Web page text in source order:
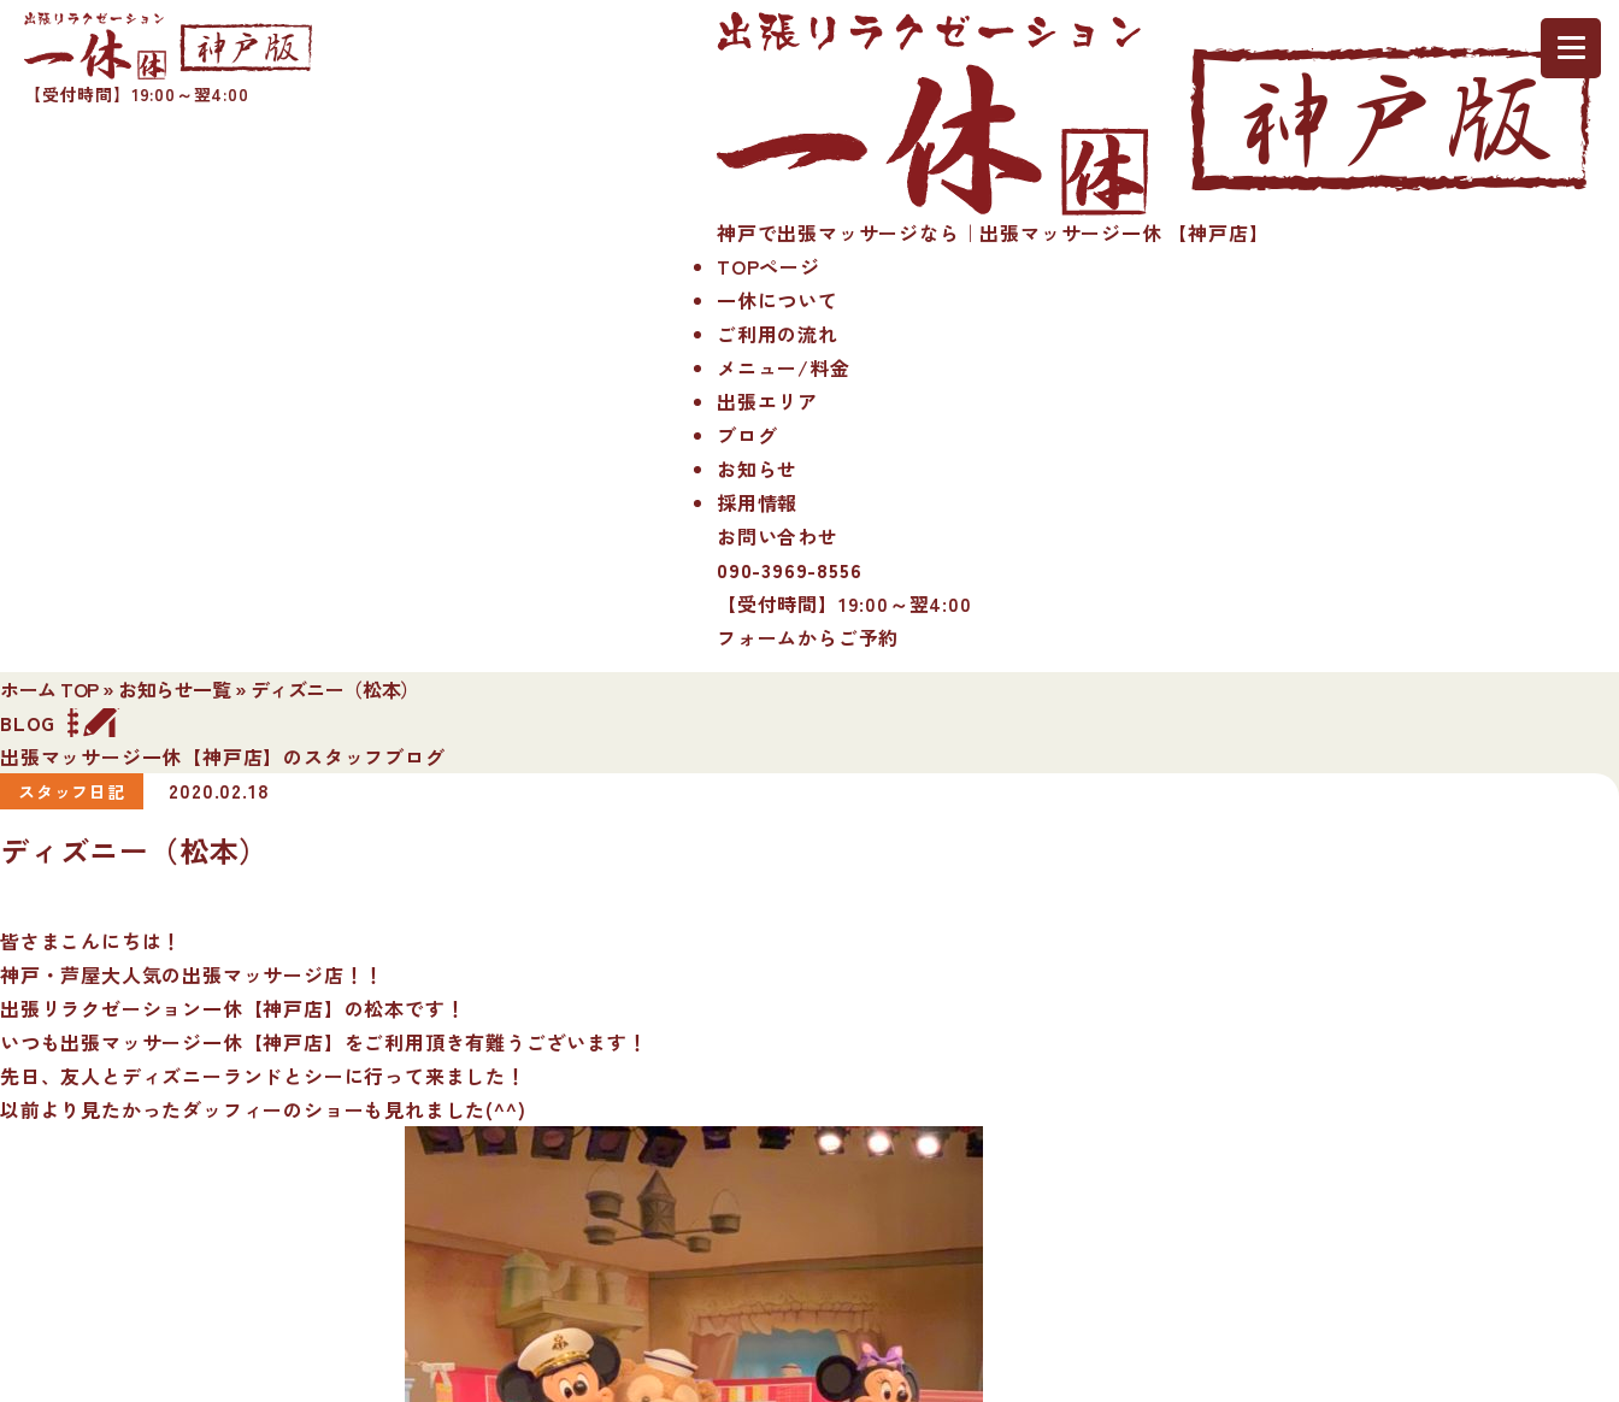
【受付時間】19:00～翌4:00
神戸で出張マッサージなら｜出張マッサージ一休 【神戸店】
TOPページ
一休について
ご利用の流れ
メニュー/料金
出張エリア
ブログ
お知らせ
採用情報
お問い合わせ
090-3969-8556
【受付時間】19:00～翌4:00
フォームからご予約
ホーム TOP» お知らせ一覧» ディズニー（松本）
BLOG
出張マッサージ一休【神戸店】のスタッフブログ
スタッフ日記 2020.02.18
ディズニー（松本）
皆さまこんにちは！
神戸・芦屋大人気の出張マッサージ店！！
出張リラクゼーション一休【神戸店】の松本です！
いつも出張マッサージ一休【神戸店】をご利用頂き有難うございます！
先日、友人とディズニーランドとシーに行って来ました！
以前より見たかったダッフィーのショーも見れました(^^)